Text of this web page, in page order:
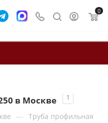
0
в Москве
1
— Труба профильная